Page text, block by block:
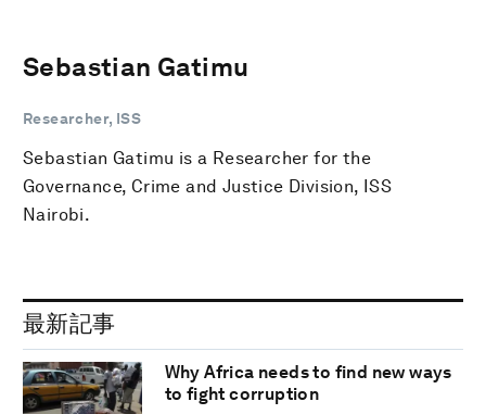
Sebastian Gatimu
Researcher, ISS
Sebastian Gatimu is a Researcher for the
Governance, Crime and Justice Division, ISS
Nairobi.
最新記事
Why Africa needs to find new ways
to fight corruption